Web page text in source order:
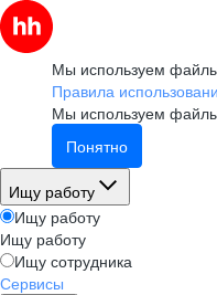
Мы используем файлы
Правила
Мы используем
Понятно
Ищу работу
Ищу работу
Ищу работу
Ищу сотрудника
Сервисы